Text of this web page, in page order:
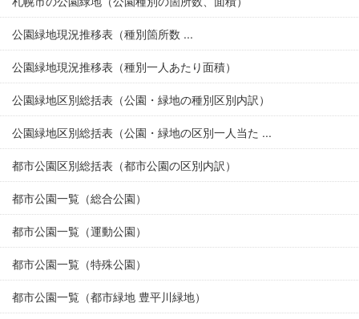
公園緑地現況推移表（種別箇所数 ...
公園緑地現況推移表（種別一人あたり面積）
公園緑地区別総括表（公園・緑地の種別区別内訳）
公園緑地区別総括表（公園・緑地の区別一人当た ...
都市公園区別総括表（都市公園の区別内訳）
都市公園一覧（総合公園）
都市公園一覧（運動公園）
都市公園一覧（特殊公園）
都市公園一覧（都市緑地 豊平川緑地）